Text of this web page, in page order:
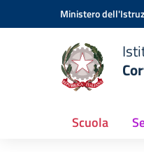
Vai ai contenuti
Vai al menu di navigazione
Ministero
Scuola